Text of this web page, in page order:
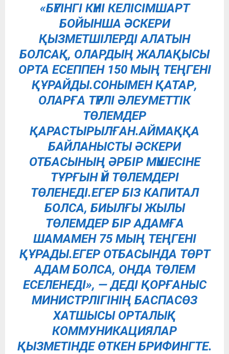
«БҮГІНГІ КҮНІ КЕЛІСІМШАРТ
БОЙЫНША ӘСКЕРИ
ҚЫЗМЕТШІЛЕРДІ АЛАТЫН
БОЛСАҚ, ОЛАРДЫҢ ЖАЛАҚЫСЫ
ОРТА ЕСЕППЕН 150 МЫҢ ТЕҢГЕНІ
ҚҰРАЙДЫ.СОНЫМЕН ҚАТАР,
ОЛАРҒА ТҮРЛІ ӘЛЕУМЕТТІК
ТӨЛЕМДЕР
ҚАРАСТЫРЫЛҒАН.АЙМАҚҚА
БАЙЛАНЫСТЫ ӘСКЕРИ
ОТБАСЫНЫҢ ӘРБІР МҮШЕСІНЕ
ТҰРҒЫН ҮЙ ТӨЛЕМДЕРІ
ТӨЛЕНЕДІ.ЕГЕР БІЗ КАПИТАЛ
БОЛСА, БИЫЛҒЫ ЖЫЛЫ
ТӨЛЕМДЕР БІР АДАМҒА
ШАМАМЕН 75 МЫҢ ТЕҢГЕНІ
ҚҰРАДЫ.ЕГЕР ОТБАСЫНДА ТӨРТ
АДАМ БОЛСА, ОНДА ТӨЛЕМ
ЕСЕЛЕНЕДІ», — ДЕДІ ҚОРҒАНЫС
МИНИСТРЛІГІНІҢ БАСПАСӨЗ
ХАТШЫСЫ ОРТАЛЫҚ
КОММУНИКАЦИЯЛАР
ҚЫЗМЕТІНДЕ ӨТКЕН БРИФИНГТЕ.